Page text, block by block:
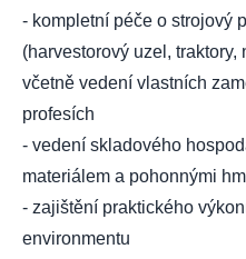
- kompletní péče o strojový
(harvestorový uzel,
včetně vedení vlastních
profesích
- vedení skladového
materiálem a pohonnými
- zajištění praktického
environmentu